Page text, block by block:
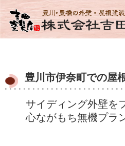
豊川市伊奈町での屋
サイディング外壁を
心ながもち無機プラ